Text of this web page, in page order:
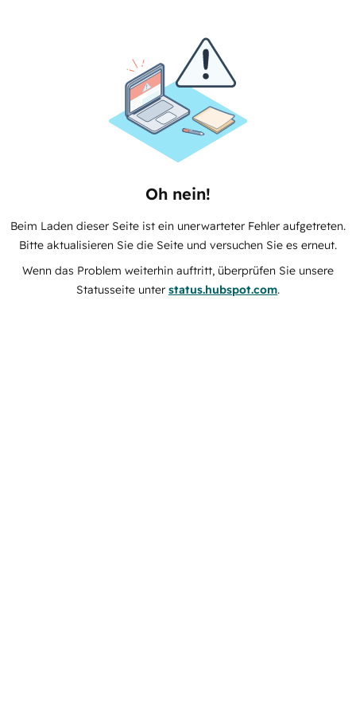
Oh nein!
Beim Laden dieser Seite ist ein unerwarteter Fehler aufgetreten.
Bitte aktualisieren Sie die Seite und versuchen Sie es erneut.
Wenn das Problem weiterhin auftritt, überprüfen Sie unsere
Statusseite unter status.hubspot.com.